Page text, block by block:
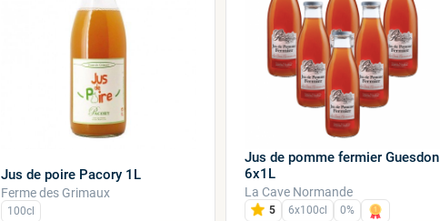
Jus de poire Pacory 1L
Ferme des Grimaux
100cl
Jus de pomme fermier Guesdon
6x1L
La Cave Normande
5 6x100cl 0%